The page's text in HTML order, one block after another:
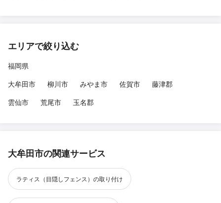
エリアで絞り込む
福岡県
大牟田市
柳川市 みやま市 佐賀市
藤津郡
雲仙市
荒尾市 玉名郡
大牟田市の関連サービス
ラティス（目隠しフェンス）の取り付け